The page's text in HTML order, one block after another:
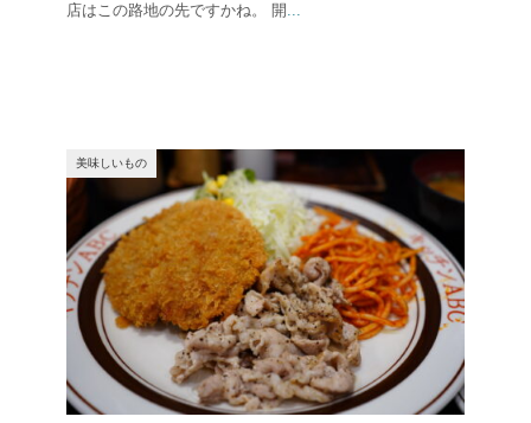
店はこの路地の先ですかね。 開 ...
美味しいもの